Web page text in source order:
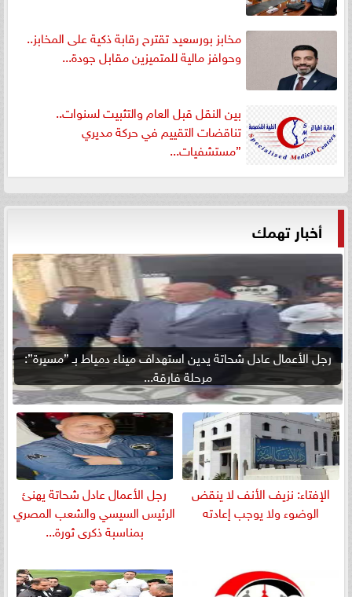
مخابز بورسعيد تقترح رقابة ذكية على المخابز..
وحوافز مالية للمتميزين مقابل جودة...
بين النقل قبل العام والتثبيت لسنوات..
تناقضات التقييم في حركة مديري
”مستشفيات...
أخبار تهمك
رجل الأعمال عادل شحاتة يدين استهداف ميناء دمياط بـ ”مسيرة”:
مرحلة فارقة...
الإفتاء: نزيف الأنف لا ينقض
الوضوء ولا يوجب إعادته
رجل الأعمال عادل شحاتة يهنئ
الرئيس السيسي والشعب المصري
بمناسبة ذكرى ثورة...